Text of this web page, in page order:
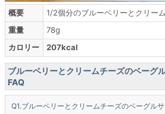
概要
1/2個分のブルーベリーとクリー
重量
78g
カロリー
207kcal
ブルーベリーとクリームチーズのベーグ
FAQ
ブルーベリーとクリームチーズのベーグル